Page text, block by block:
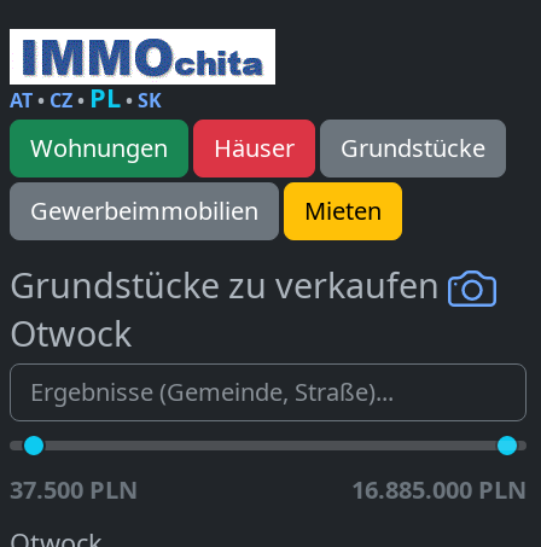
AT• CZ• PL•SK
Wohnungen Häuser
Grundstücke
Gewerbeimmobilien
Mieten
Grundstücke zu verkaufen
Otwock
37.500 PLN 16.885.000 PLN